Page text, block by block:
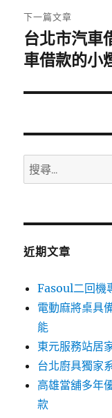
章:
下一篇文章
下
一
文
台北市汽車
車借款的小
搜
尋
鍵
近期文章
Fasoul二回機
電動麻將桌具
能
東元服務站居
台北廚具獨家
高雄當舖多年
款